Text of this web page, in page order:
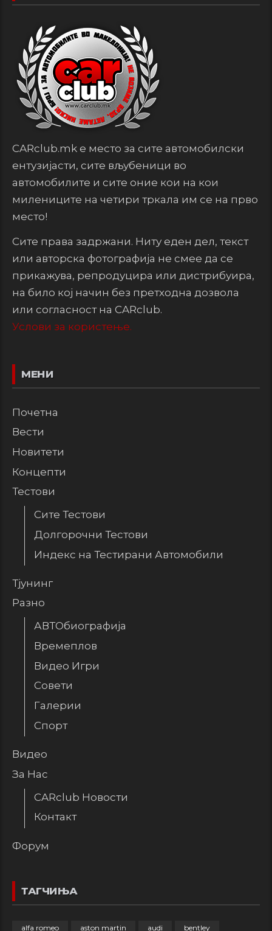
CARclub.mk е место за сите автомобилски
ентузијасти, сите вљубеници во
автомобилите и сите оние кои на кои
милениците на четири тркала им се на прво
место!
Сите права задржани. Ниту еден дел, текст
или авторска фотографија не смее да се
прикажува, репродуцира или дистрибуира,
на било кој начин без претходна дозвола
или согласност на CARclub.
Услови за користење.
МЕНИ
Почетна
Вести
Новитети
Концепти
Тестови
Сите Тестови
Долгорочни Тестови
Индекс на Тестирани Автомобили
Тјунинг
Разно
АВТОбиографија
Времеплов
Видео Игри
Совети
Галерии
Спорт
Видео
За Нас
CARclub Новости
Контакт
Форум
ТАГЧИЊА
alfa romeo aston martin audi bentley